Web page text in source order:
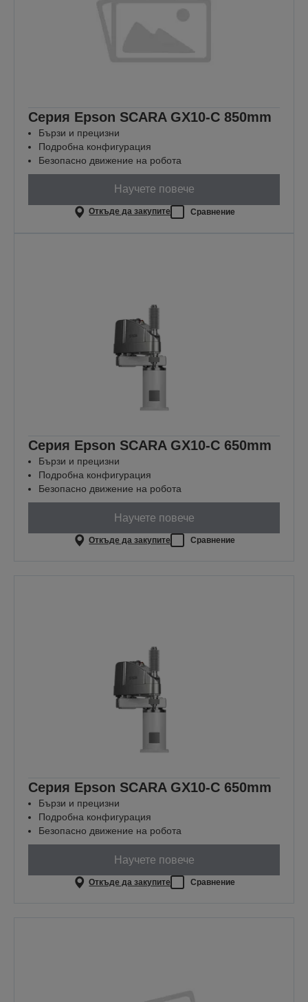
Серия Epson SCARA GX10-C 850mm
Бързи и прецизни
Подробна конфигурация
Безопасно движение на робота
Научете повече
Откъде да закупите Сравнение
Серия Epson SCARA GX10-C 650mm
Бързи и прецизни
Подробна конфигурация
Безопасно движение на робота
Научете повече
Откъде да закупите Сравнение
Серия Epson SCARA GX10-C 650mm
Бързи и прецизни
Подробна конфигурация
Безопасно движение на робота
Научете повече
Откъде да закупите Сравнение